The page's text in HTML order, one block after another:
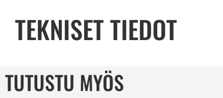
TEKNISET TIEDOT
TUTUSTU MYÖS